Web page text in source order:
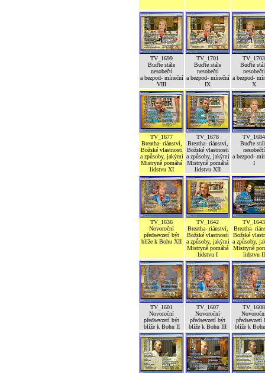
TV_1699
Buďte stále
nesobečtí
a bezpod- míneční
VIII
TV_1701
Buďte stále
nesobečtí
a bezpod- míneční
IX
TV_1703
Buďte
nesobečtí
a bezpod-
X
TV_1677
Breatha- riánství,
Božské vlastnosti
a způsoby, jakými
Mistryně pomáhá
lidstvu XI
TV_1678
Breatha- riánství,
Božské vlastnosti
a způsoby, jakými
Mistryně pomáhá
lidstvu XII
TV_1684
Buďte
nesobečtí
a bezpod-
I
TV_1636
Novoroční
předsevzetí být
blíže k Bohu XII
TV_1642
Breatha- riánství,
Božské vlastnosti
a způsoby, jakými
Mistryně pomáhá
lidstvu I
TV_1643
Breatha-
Božské
a způsoby,
Mistryně
lidstvu II
TV_1601
Novoroční
předsevzetí být
blíže k Bohu II
TV_1607
Novoroční
předsevzetí být
blíže k Bohu III
TV_1608
předsevzetí
blíže k